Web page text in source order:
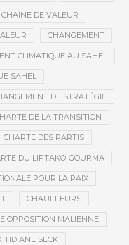
CHAÎNE DE VALEUR
CHANGEMENT
CLIMATIQUE AU SAHEL
SAHEL
DE STRATÉGIE
DE LA TRANSITION
CHARTE DES PARTIS
DU LIPTAKO-GOURMA
POUR LA PAIX
CHAUFFEURS
OPPOSITION MALIENNE
TIDIANE SECK